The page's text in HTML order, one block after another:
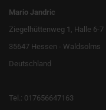
Mario Jandric
Ziegelhüttenweg 1, Halle 6-7
35647 Hessen - Waldsolms
Deutschland
Tel.: 017656647163